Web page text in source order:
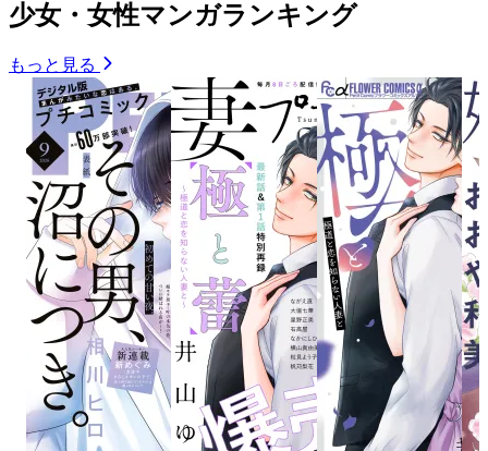
少女・女性マンガランキング
もっと見る